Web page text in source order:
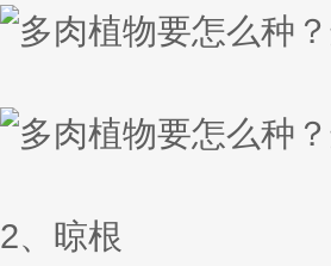
2、晾根